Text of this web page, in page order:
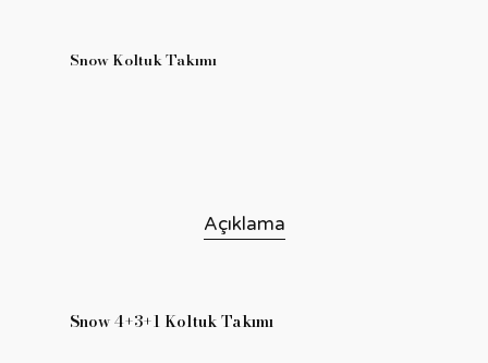
Snow Koltuk Takımı
Açıklama
Snow 4+3+1 Koltuk Takımı